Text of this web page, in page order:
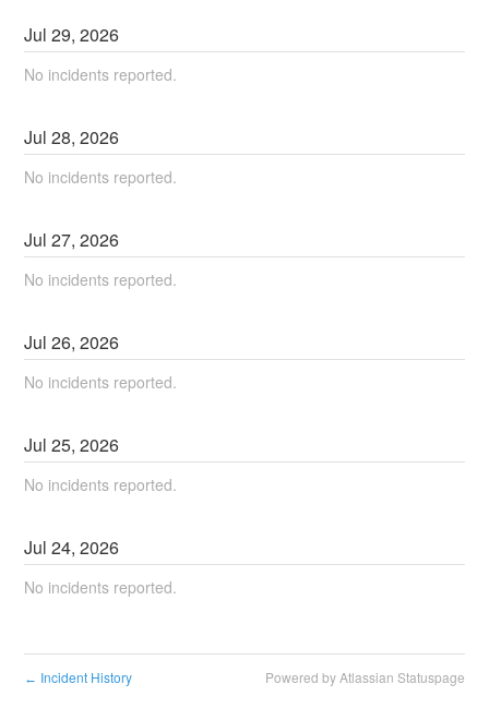
Jul29,2026
No incidents reported.
Jul28,2026
No incidents reported.
Jul27,2026
No incidents reported.
Jul26,2026
No incidents reported.
Jul25,2026
No incidents reported.
Jul24,2026
No incidents reported.
← Incident History Powered by Atlassian Statuspage